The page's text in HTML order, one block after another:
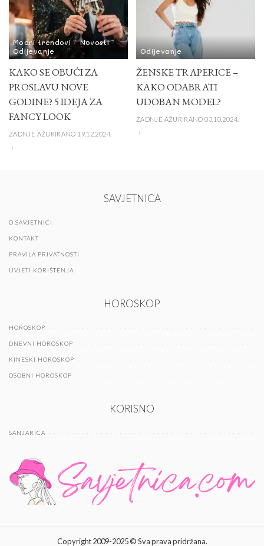
Modni trendovi
Novosti
Odijevanje
KAKO SE OBUĆI ZA
PROSLAVU NOVE
GODINE? 5 IDEJA ZA
FANCY LOOK
ZADNJE AŽURIRANO 19.12.2024.
Odijevanje
ŽENSKE TRAPERICE –
KAKO ODABRATI
UDOBAN MODEL?
ZADNJE AŽURIRANO 03.10.2024.
SAVJETNICA
O SAVJETNICI
KONTAKT
PRAVILA PRIVATNOSTI
UVJETI KORIŠTENJA
HOROSKOP
HOROSKOP
DNEVNI HOROSKOP
KINESKI HOROSKOP
OSOBNI HOROSKOP
KORISNO
SANJARICA
Copyright 2009-2025 © Sva prava pridržana.